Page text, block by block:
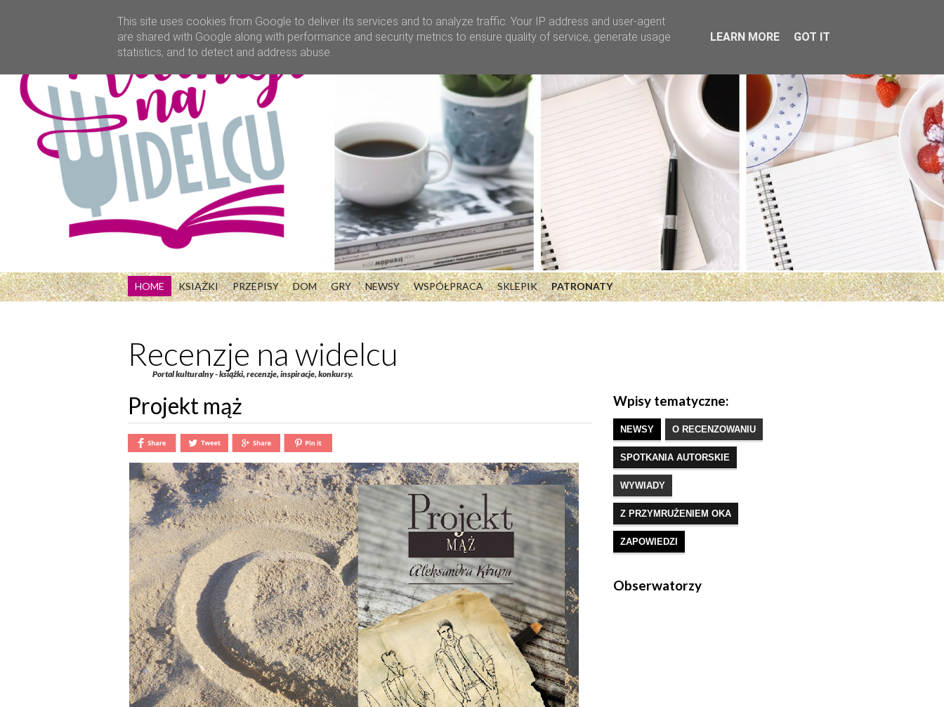
HOME KSIĄŻKI PRZEPISY DOM GRY NEWSY WSPÓŁPRACA SKLEPIK PATRONATY
Recenzje na widelcu
Portal kulturalny - książki, recenzje, inspiracje, konkursy.
Projekt mąż Wpisy tematyczne:
NEWSY O RECENZOWANIU
SPOTKANIA AUTORSKIE
WYWIADY
Z PRZYMRUŻENIEM OKA
ZAPOWIEDZI
Obserwatorzy
This site uses cookies from Google to deliver its services and to analyze traffic. Your IP address and user-agent
are shared with Google along with performance and security metrics to ensure quality of service, generate usage
statistics, and to detect and address abuse.
LEARN MORE GOT IT